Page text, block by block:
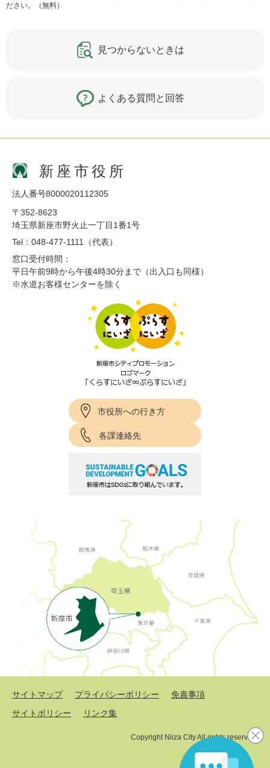
ださい。（無料）
見つからないときは
よくある質問と回答
新座市役所
法人番号8000020112305
〒352-8623
埼玉県新座市野火止一丁目1番1号
Tel：048-477-1111（代表）
窓口受付時間：
平日午前9時から午後4時30分まで（出入口も同様）
※水道お客様センターを除く
市役所への行き方
各課連絡先
サイトマップ プライバシーポリシー
免責事項
サイトポリシー
リンク集
Copyright Niiza City All rights reserved.